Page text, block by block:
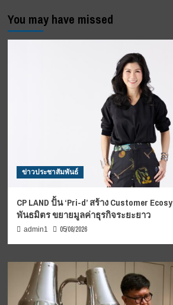
You may have missed
ข่าวประชาสัมพันธ์
CP LAND ปั้น ‘Pri-d’ สร้าง Customer
พันธมิตร ขยายมูลค่าธุรกิจระยะยาว
admin1 05/08/2026